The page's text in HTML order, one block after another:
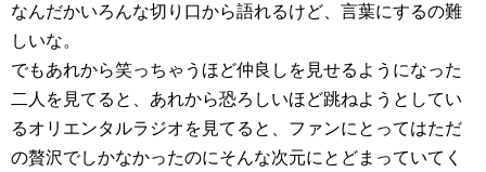
なんだかいろんな切り口から語れるけど、言葉にするの難
しいな。
でもあれから笑っちゃうほど仲良しを見せるようになった
二人を見てると、あれから恐ろしいほど跳ねようとしてい
るオリエンタルラジオを見てると、ファンにとってはただ
の贅沢でしかなかったのにそんな次元にとどまっていてく